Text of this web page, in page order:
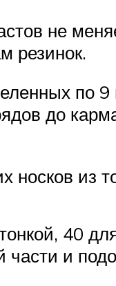
не
резинок.
по
до
носков из
40
части и